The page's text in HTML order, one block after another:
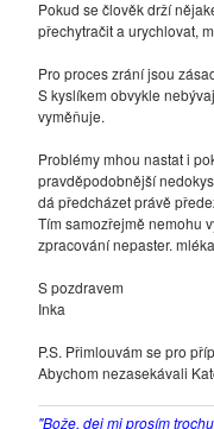
Pokud se člověk drží
přechytračit a urychlovat,
Pro proces zrání jsou
S kyslíkem obvykle
vyměňuje.
Problémy mhou nastat i
pravděpodobnější
dá předcházet právě
Tím samozřejmě nemohu
zpracování nepaster.
S pozdravem
Inka
P.S. Přimlouvám se pro
Abychom nezasekávali
"Bože, dej mi prosím